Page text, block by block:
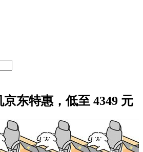
京东特惠，低至 4349 元